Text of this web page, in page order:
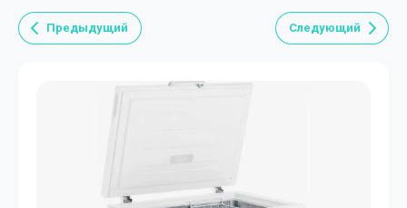
Предыдущий Следующий